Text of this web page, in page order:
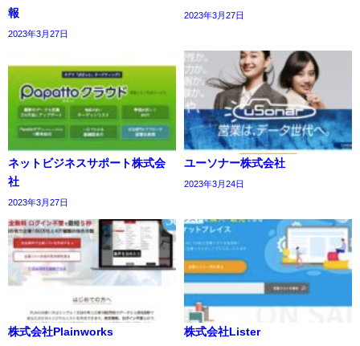
報
2023年3月27日
2023年3月27日
ネットビジネスサポート株式会
社
2023年3月27日
ユーソナー株式会社
2023年3月24日
株式会社Plainworks 株式会社Lister